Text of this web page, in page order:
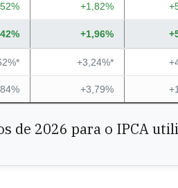
+1,82%
+1,96%
+3,24%*
+3,79%
de 2026 para o IPCA